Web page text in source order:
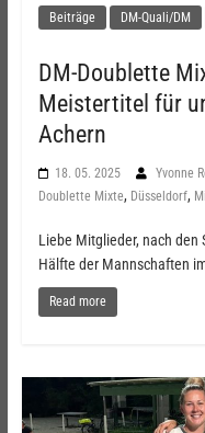
Beiträge DM-Quali/DM
DM-Doublette
Meistertitel für
Achern
18. 05. 2025 Yvonne
Doublette Mixte, Düsseldorf,
Liebe Mitglieder, nach den
Hälfte der Mannschaften
Read more